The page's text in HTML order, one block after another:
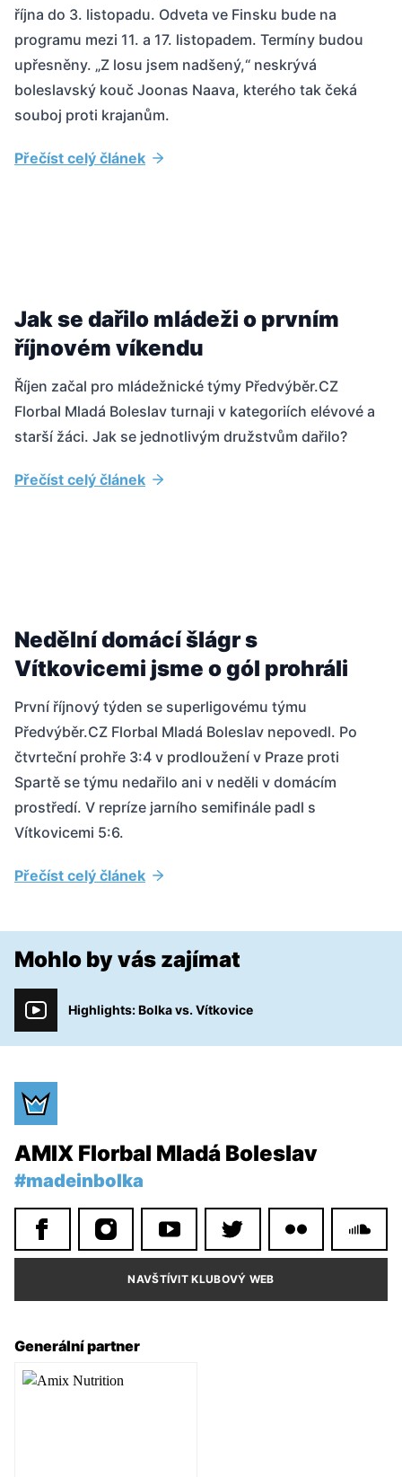
října do 3. listopadu. Odveta ve Finsku bude na
programu mezi 11. a 17. listopadem. Termíny budou
upřesněny. „Z losu jsem nadšený,“ neskrývá
boleslavský kouč Joonas Naava, kterého tak čeká
souboj proti krajanům.
Přečíst celý článek
Jak se dařilo mládeži o prvním
říjnovém víkendu
Říjen začal pro mládežnické týmy Předvýběr.CZ
Florbal Mladá Boleslav turnaji v kategoriích elévové a
starší žáci. Jak se jednotlivým družstvům dařilo?
Přečíst celý článek
Nedělní domácí šlágr s
Vítkovicemi jsme o gól prohráli
První říjnový týden se superligovému týmu
Předvýběr.CZ Florbal Mladá Boleslav nepovedl. Po
čtvrteční prohře 3:4 v prodloužení v Praze proti
Spartě se týmu nedařilo ani v neděli v domácím
prostředí. V repríze jarního semifinále padl s
Vítkovicemi 5:6.
Přečíst celý článek
Mohlo by vás zajímat
Highlights: Bolka vs. Vítkovice
AMIX Florbal Mladá Boleslav
#madeinbolka
NAVŠTÍVIT KLUBOVÝ WEB
Generální partner